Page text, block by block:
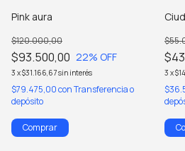
Pink aura
$93.500,00
$120.000,00
22% OFF
3 x$31.166,67sin interés
$79.475,00conTransferencia o
depósito
Comprar
3 x